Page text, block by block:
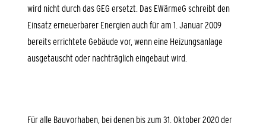
wird nicht durch das GEG ersetzt. Das EWärmeG schreibt den
Einsatz erneuerbarer Energien auch für am 1. Januar 2009
bereits errichtete Gebäude vor, wenn eine Heizungsanlage
ausgetauscht oder nachträglich eingebaut wird.
Für alle Bauvorhaben, bei denen bis zum 31. Oktober 2020 der